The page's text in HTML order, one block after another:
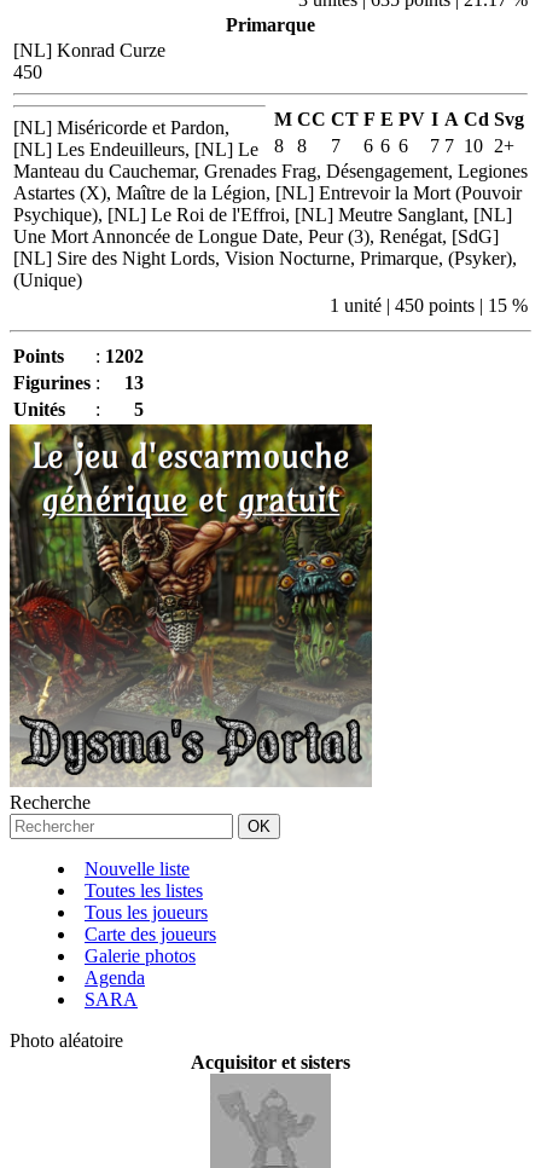
Primarque
[NL] Konrad Curze
450
M CC CT F E PV I A Cd Svg
8
8 7 6 6 6 7 7 10 2+
[NL] Miséricorde et Pardon,
[NL] Les Endeuilleurs, [NL] Le
Manteau du Cauchemar, Grenades Frag, Désengagement, Legiones
Astartes (X), Maître de la Légion, [NL] Entrevoir la Mort (Pouvoir
Psychique), [NL] Le Roi de l'Effroi, [NL] Meutre Sanglant, [NL]
Une Mort Annoncée de Longue Date, Peur (3), Renégat, [SdG]
[NL] Sire des Night Lords, Vision Nocturne, Primarque, (Psyker),
(Unique)
1 unité | 450 points | 15 %
Points : 1202
Figurines :
13
Unités
: 5
Recherche
Nouvelle liste
Toutes les listes
Tous les joueurs
Carte des joueurs
Galerie photos
Agenda
SARA
Photo aléatoire
Acquisitor et sisters